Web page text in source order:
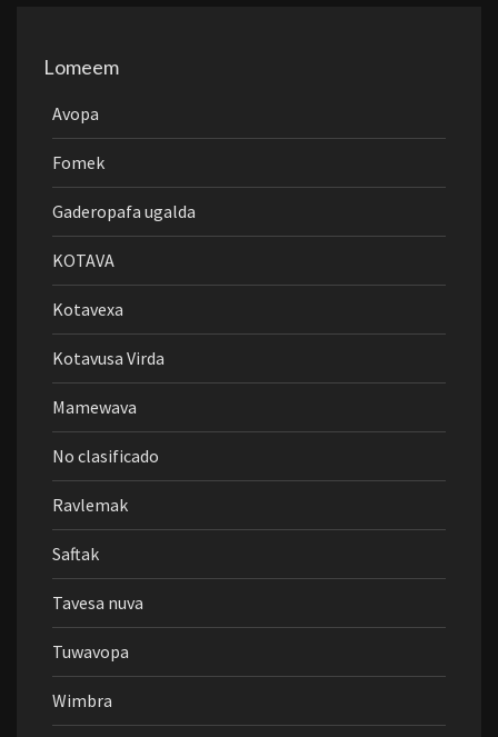
Lomeem
Avopa
Fomek
Gaderopafa ugalda
KOTAVA
Kotavexa
Kotavusa Virda
Mamewava
No clasificado
Ravlemak
Saftak
Tavesa nuva
Tuwavopa
Wimbra